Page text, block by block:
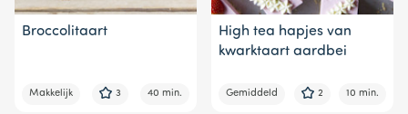
Broccolitaart
Makkelijk 3 40 min.
High tea hapjes van
kwarktaart aardbei
Gemiddeld 2 10 min.